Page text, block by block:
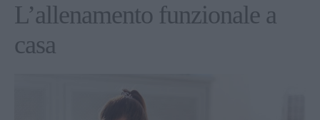
L’allenamento funzionale a
casa